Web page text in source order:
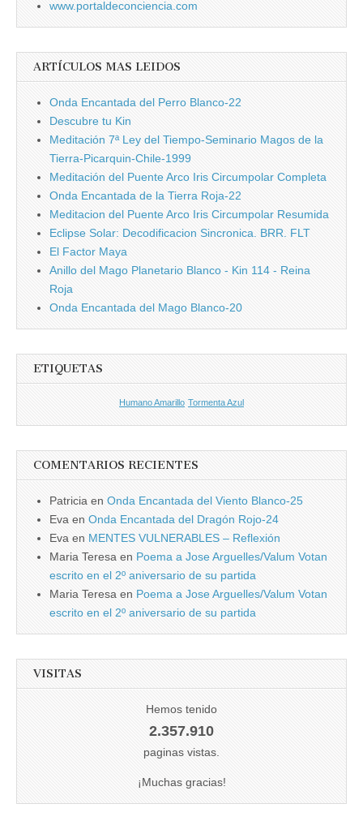
www.portaldeconciencia.com
ARTÍCULOS MAS LEIDOS
Onda Encantada del Perro Blanco-22
Descubre tu Kin
Meditación 7ª Ley del Tiempo-Seminario Magos de la
Tierra-Picarquin-Chile-1999
Meditación del Puente Arco Iris Circumpolar Completa
Onda Encantada de la Tierra Roja-22
Meditacion del Puente Arco Iris Circumpolar Resumida
Eclipse Solar: Decodificacion Sincronica. BRR. FLT
El Factor Maya
Anillo del Mago Planetario Blanco - Kin 114 - Reina
Roja
Onda Encantada del Mago Blanco-20
ETIQUETAS
Humano Amarillo Tormenta Azul
COMENTARIOS RECIENTES
Patricia en Onda Encantada del Viento Blanco-25
Eva en Onda Encantada del Dragón Rojo-24
Eva en MENTES VULNERABLES – Reflexión
Maria Teresa en Poema a Jose Arguelles/Valum Votan
escrito en el 2º aniversario de su partida
Maria Teresa en Poema a Jose Arguelles/Valum Votan
escrito en el 2º aniversario de su partida
VISITAS
Hemos tenido
2.357.910
paginas vistas.
¡Muchas gracias!